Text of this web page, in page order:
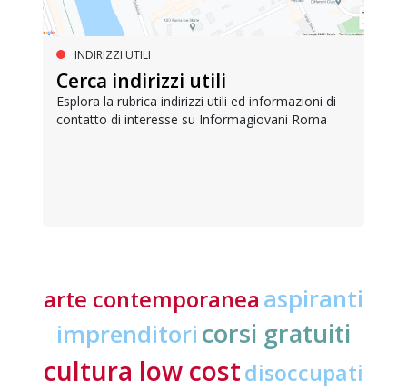
INDIRIZZI UTILI
Cerca indirizzi utili
Esplora la rubrica indirizzi utili ed informazioni di
contatto di interesse su Informagiovani Roma
arte contemporanea aspiranti
imprenditori corsi gratuiti
cultura low costdisoccupati